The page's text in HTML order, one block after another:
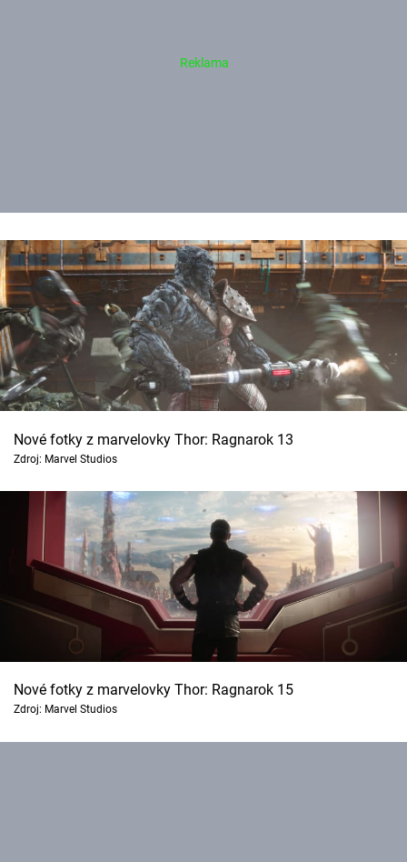
Nové fotky z marvelovky Thor: Ragnarok 13
Zdroj: Marvel Studios
Nové fotky z marvelovky Thor: Ragnarok 15
Zdroj: Marvel Studios